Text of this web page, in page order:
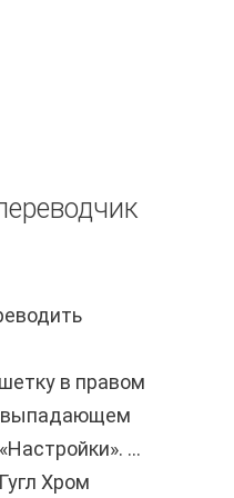
в правом
выпадающем
...
Хром